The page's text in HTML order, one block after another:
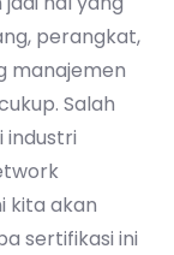
perangkat,
manajemen
Salah
industri
kita akan
sertifikasi ini